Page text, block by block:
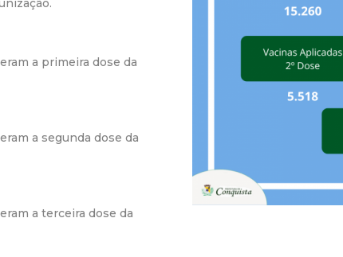
a
u
i
a primeira dose da
a segunda dose da
a terceira dose da